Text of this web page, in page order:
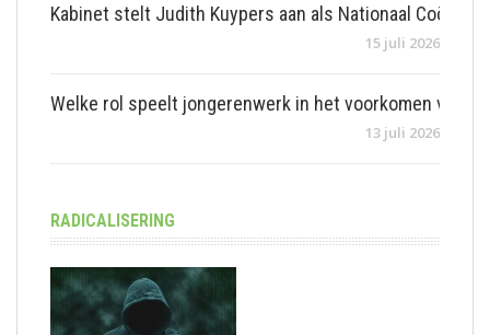
Kabinet stelt Judith Kuypers aan als Nationaal
15 juli 2026
Welke rol speelt jongerenwerk in het voorkomen van
13 juli 2026
RADICALISERING